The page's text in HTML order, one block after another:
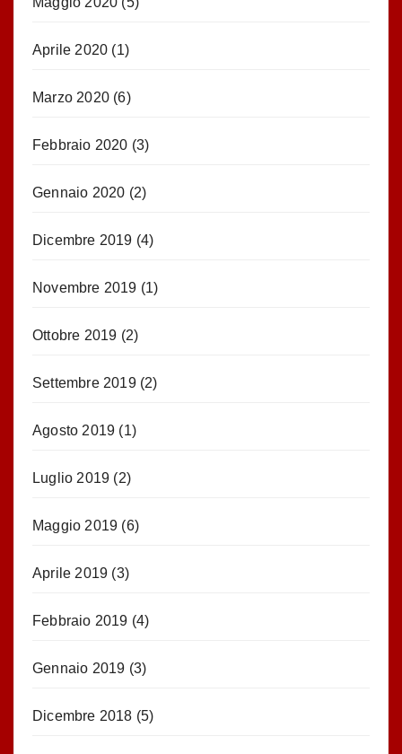
Aprile 2020 (1)
Marzo 2020 (6)
Febbraio 2020 (3)
Gennaio 2020 (2)
Dicembre 2019 (4)
Novembre 2019 (1)
Ottobre 2019 (2)
Settembre 2019(2)
Agosto 2019 (1)
Luglio 2019 (2)
Maggio 2019 (6)
Aprile 2019 (3)
Febbraio 2019 (4)
Gennaio 2019 (3)
Dicembre 2018 (5)